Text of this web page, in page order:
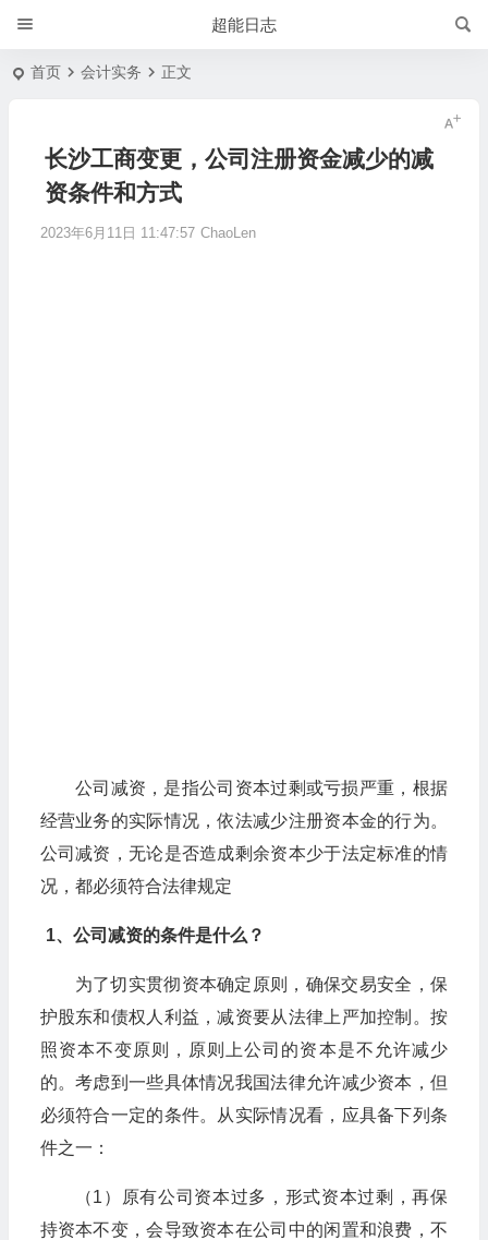
超能日志
首页 会计实务 正文
长沙工商变更，公司注册资金减少的减
资条件和方式
2023年6月11日 11:47:57 ChaoLen
​公司减资，是指公司资本过剩或亏损严重，根据
经营业务的实际情况，依法减少注册资本金的行为。
公司减资，无论是否造成剩余资本少于法定标准的情
况，都必须符合法律规定
1、公司减资的条件是什么？
为了切实贯彻资本确定原则，确保交易安全，保
护股东和债权人利益，减资要从法律上严加控制。按
照资本不变原则，原则上公司的资本是不允许减少
的。考虑到一些具体情况我国法律允许减少资本，但
必须符合一定的条件。从实际情况看，应具备下列条
件之一：
（1）原有公司资本过多，形式资本过剩，再保
持资本不变，会导致资本在公司中的闲置和浪费，不